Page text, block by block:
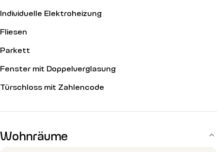
Individuelle Elektroheizung
Fliesen
Parkett
Fenster mit Doppelverglasung
Türschloss mit Zahlencode
Wohnräume